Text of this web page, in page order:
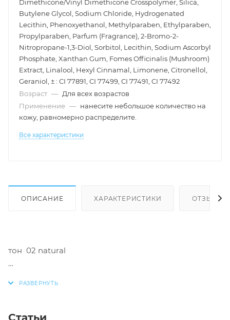
Dimethicone/Vinyl Dimethicone Crosspolymer, Silica,
Butylene Glycol, Sodium Chloride, Hydrogenated
Lecithin, Phenoxyethanol, Methylparaben, Ethylparaben,
Propylparaben, Parfum (Fragrance), 2-Bromo-2-
Nitropropane-1,3-Diol, Sorbitol, Lecithin, Sodium Ascorbyl
Phosphate, Xanthan Gum, Fomes Officinalis (Mushroom)
Extract, Linalool, Hexyl Cinnamal, Limonene, Citronellol,
Geraniol, ± : CI 77891, CI 77499, CI 77491, CI 77492
Возраст — Для всех возрастов
Применение — нанесите небольшое количество на
кожу, равномерно распределите.
Все характеристики
ОПИСАНИЕ ХАРАКТЕРИСТИКИ ОТЗЫВЫ
тон 02 natural
LIQUID TO POWDER.
Статьи